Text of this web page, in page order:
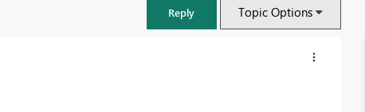
Reply Topic Options